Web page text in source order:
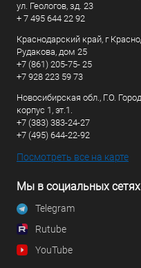
ул. Геологов, зд. 23
+ 7 495 644 22 92
Краснодарский край, г
Рудакова, дом 25
+7 (861) 205-75- 25
+7 928 223 59 73
Новосибирская обл., Г.О.
корпус 1, эт.1.
+7 (383) 383-24-27
+7 (495) 644-22-92
Посмотреть все на карте
Мы в социальных
Telegram
Rutube
YouTube